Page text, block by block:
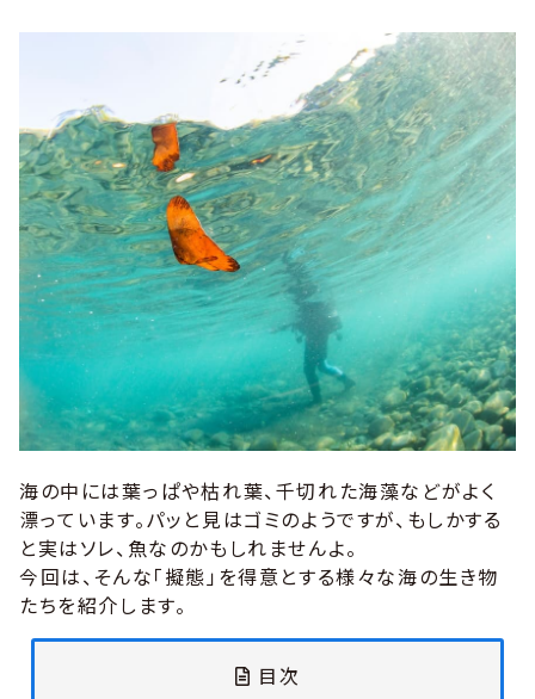
海の中には葉っぱや枯れ葉、千切れた海藻などがよく
漂っています。パッと見はゴミのようですが、もしかする
と実はソレ、魚なのかもしれませんよ。
今回は、そんな「擬態」を得意とする様々な海の生き物
たちを紹介します。
目次